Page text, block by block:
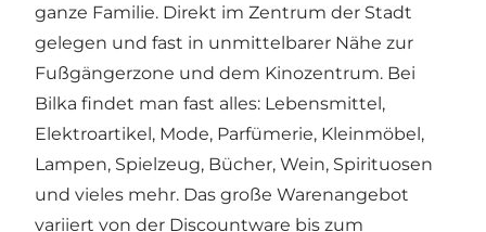
ganze Familie. Direkt im Zentrum der Stadt
gelegen und fast in unmittelbarer Nähe zur
Fußgängerzone und dem Kinozentrum. Bei
Bilka findet man fast alles: Lebensmittel,
Elektroartikel, Mode, Parfümerie, Kleinmöbel,
Lampen, Spielzeug, Bücher, Wein, Spirituosen
und vieles mehr. Das große Warenangebot
variiert von der Discountware bis zum